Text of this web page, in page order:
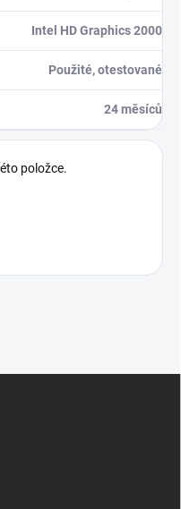
Intel HD Graphics 2000
Použité, otestované
24 měsíců
položce.